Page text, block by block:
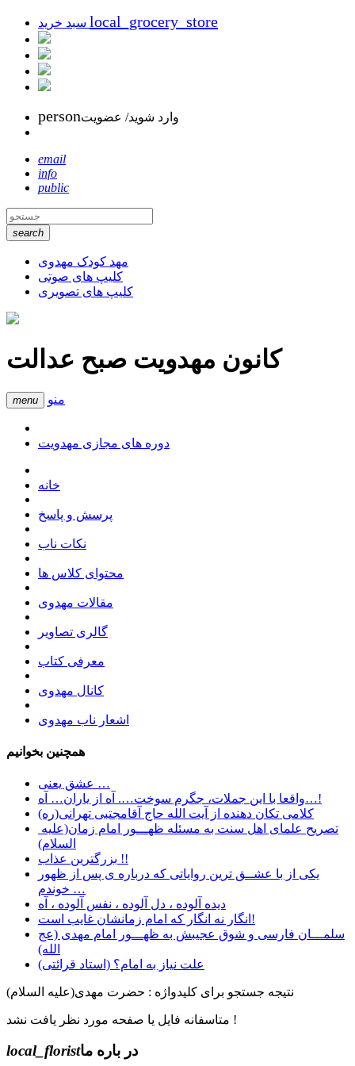
local_grocery_store
personوارد شوید/ عضویت
email
info
public
search
مهد کودک مهدوی
کلیپ های صوتی
کلیپ های تصویری
کانون مهدویت صبح عدالت
menu منو
دوره های مجازی مهدویت
خانه
پرسش و پاسخ
نکات ناب
محتوای کلاس ها
مقالات مهدوی
گالری تصاویر
معرفی کتاب
کانال مهدوی
اشعار ناب مهدوی
همچنین بخوانیم
عشق یعنی …
واقعا با این جملات، جگرم سوخت…. آه از یاران… آه…!
کلامی تکان دهنده از آیت الله حاج آقامجتبی تهرانی(ره)
السلام)
بزرگترین عذاب !!
یکی از با عشــق ترین روایاتی که درباره ی پس از ظهور
خوندم …
دیده آلوده ، دل آلوده ، نفس آلوده ، آه
انگار نه انگار که امام زمانشان غایب است!
سلمـــان فارسی و شوق عجیبش به ظهـــور امام مهدی (عج
الله)
علت نیاز به امام؟ (استاد قرائتی)
نتیجه جستجو برای کلیدواژه : حضرت مهدی(علیه السلام)
متاسفانه فایل یا صفحه مورد نظر یافت نشد !
local_floristدر باره ما